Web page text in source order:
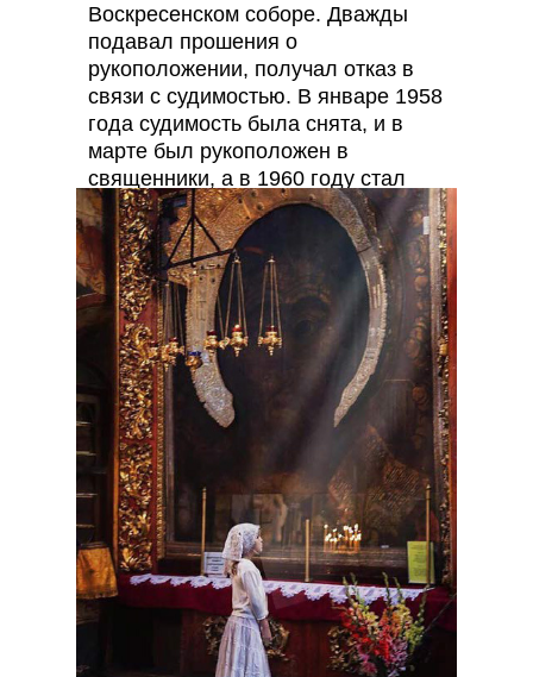
Воскресенском соборе. Дважды
подавал прошения о
рукоположении, получал отказ в
связи с судимостью. В январе 1958
года судимость была снята, и в
марте был рукоположен в
священники, а в 1960 году стал
настоятелем в Свято-Троицком
храме (село Верхне-Никульское
Некоузского района Ярославской
области), где прослужил более 30
лет. В 1983 получил звание
архимандрита.